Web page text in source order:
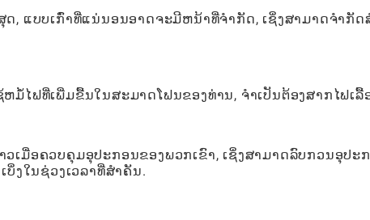
, ແບບເກົ່າທີ່ແນ່ນອນອາດຈະມີຫນ້າທີ່ຈໍາກັດ, ເຊິ່ງສາມາດຈໍາກັດ
ມໍ້ໄຟທີ່ເພີ່ມຂື້ນໃນສະມາດໂຟນຂອງທ່ານ, ຈໍາເປັນຕ້ອງສາກໄຟເລື້
ເມື່ອຄວບຄຸມອຸປະກອນຂອງພວກເຂົາ, ເຊິ່ງສາມາດລົບກວນອຸປະ
ງໃນຊ່ວງເວລາທີ່ສໍາຄັນ.